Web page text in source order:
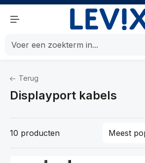
Terug
Home
Displayport kabels
Displayport kabels
10 producten